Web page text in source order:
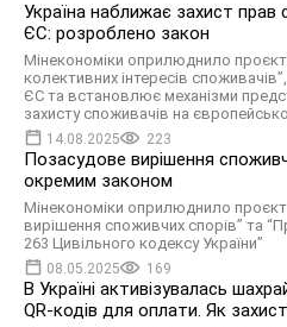
Україна наближає захист прав
ЄС: розроблено закон
Мінекономіки оприлюднило
колективних інтересів
ЄС та встановлює механізми
захисту споживачів на
14.08.2025 223
Позасудове вирішення
окремим законом
Мінекономіки оприлюднило
вирішення споживчих спорів” та
263 Цивільного кодексу України”
08.05.2025 169
В Україні активізувалась
QR-кодів для оплати. Як